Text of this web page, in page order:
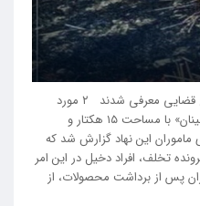
۲ متخلف آتش‌زدن مزارع مهاباد به مراجع قضایی معرفی شدند ۲ مورد
آتش‌سوزی عمدی در مزارع روستا‌های «گلینان» با مساحت ۱۵ هکتار و
این نهاد گزارش شد که
تخلف، افراد دخیل در این امر
پس از برداشت محصولات، از